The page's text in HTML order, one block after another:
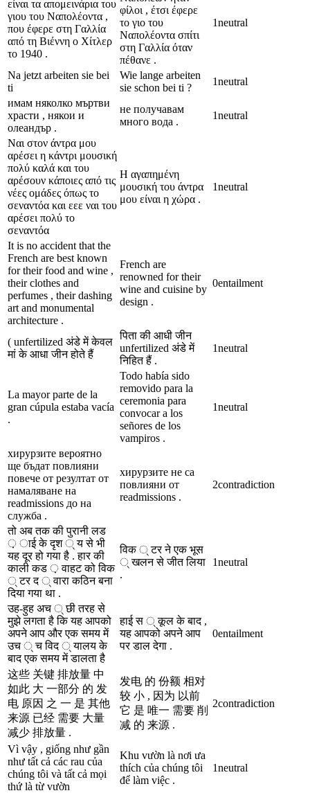
είναι τα απομεινάρια του
γιου του Ναπολέοντα ,
που έφερε στη Γαλλία
από τη Βιέννη ο Χίτλερ
το 1940 .
φίλοι , έτσι έφερε
το γιο του
Ναπολέοντα σπίτι
στη Γαλλία όταν
πέθανε .
1neutral
Na jetzt arbeiten sie bei
ti
Wie lange arbeiten
sie schon bei ti ?
1neutral
имам няколко мъртви
храсти , някои и
олеандър .
не получавам
много вода .
1neutral
Ναι στον άντρα μου
αρέσει η κάντρι μουσική
πολύ καλά και του
αρέσουν κάποιες από τις
νέες ομάδες όπως το
σεναντόα και εεε ναι του
αρέσει πολύ το
σεναντόα
Η αγαπημένη
μουσική του άντρα
μου είναι η χώρα .
1neutral
It is no accident that the
French are best known
for their food and wine ,
their clothes and
perfumes , their dashing
art and monumental
architecture .
French are
renowned for their
wine and cuisine by
design .
0entailment
( unfertilized अंडे में केवल
मां के आधा जीन होते हैं
पिता की आधी जीन
unfertilized अंडे में
निहित हैं .
1neutral
La mayor parte de la
gran cúpula estaba vacía
.
Todo había sido
removido para la
ceremonia para
convocar a los
señores de los
vampiros .
1neutral
хирурзите вероятно
ще бъдат повлияни
повече от резултат от
намаляване на
readmissions до на
служба .
хирурзите не са
повлияни от
readmissions .
2contradiction
तो अब तक की पुरानी लड
़ ाई के दृश ् य से भी
यह दूर हो गया है . हार की
काली कड ़ वाहट को विक
् टर द ् वारा कठिन बना
दिया गया था .
विक ् टर ने एक भूस
् खलन से जीत लिया
.
1neutral
उह-हुह अच ् छी तरह से
मुझे लगता है कि यह आपको
अपने आप और एक समय में
उच ् च विद ् यालय के
बाद एक समय में डालता है
हाई स ् कूल के बाद ,
यह आपको अपने आप
पर डाल देगा .
0entailment
这些 关键 排放量 中
如此 大 一部分 的 发
电 原因 之 一 是 其他
来源 已经 需要 大量
减少 排放量 .
发电 的 份额 相对
较 小 , 因为 以前
它 是 唯一 需要 削
减 的 来源 .
2contradiction
Vì vậy , giống như gần
như tất cả các rau của
chúng tôi và tất cả mọi
thứ là từ vườn
Khu vườn là nơi ưa
thích của chúng tôi
để làm việc .
1neutral